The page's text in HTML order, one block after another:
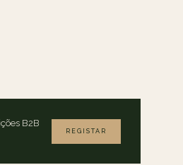
B2B
REGISTAR